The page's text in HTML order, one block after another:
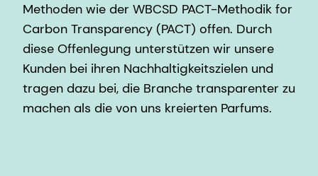
Methoden wie der WBCSD PACT-Methodik for
Carbon Transparency (PACT) offen. Durch
diese Offenlegung unterstützen wir unsere
Kunden bei ihren Nachhaltigkeitszielen und
tragen dazu bei, die Branche transparenter zu
machen als die von uns kreierten Parfums.